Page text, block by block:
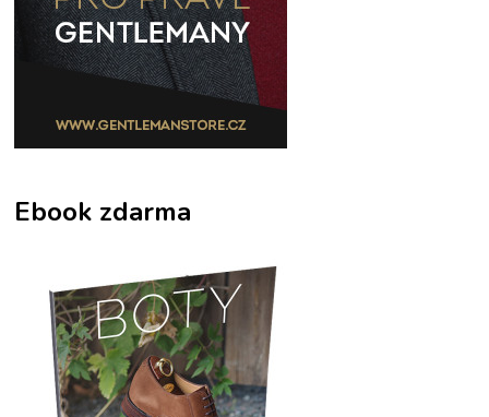
Ebook zdarma